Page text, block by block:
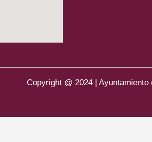
Copyright @ 2024 | Ayuntamiento